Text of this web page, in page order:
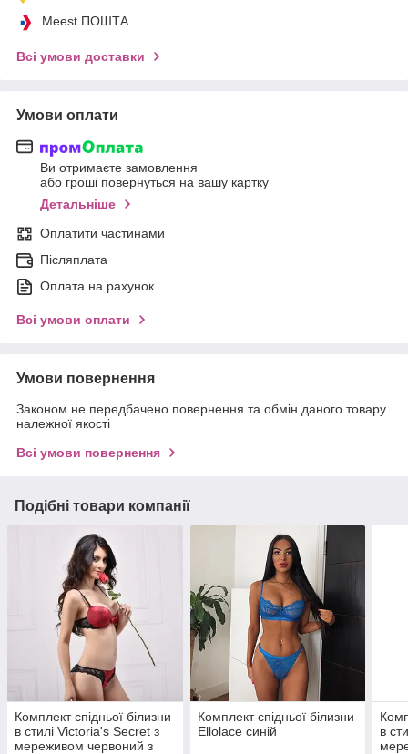
Meest ПОШТА
Всі умови доставки
Умови оплати
Ви отримаєте замовлення
або гроші повернуться на вашу картку
Детальніше
Оплатити частинами
Післяплата
Оплата на рахунок
Всі умови оплати
Умови повернення
Законом не передбачено повернення та обмін даного товару
належної якості
Всі умови повернення
Подібні товари компанії
Комплект спідньої білизни
в стилі Victoria's Secret з
мереживом червоний з
Комплект спідньої білизни
Ellolace синій
в